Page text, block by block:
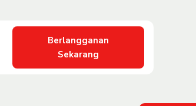
Berlangganan
Sekarang